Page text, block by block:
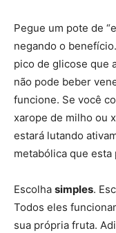
Pegue um pote de
negando o
pico de glicose que
não pode beber
funcione. Se você
xarope de milho ou
estará lutando
metabólica que esta
Escolha simples.
Todos eles
sua própria fruta.